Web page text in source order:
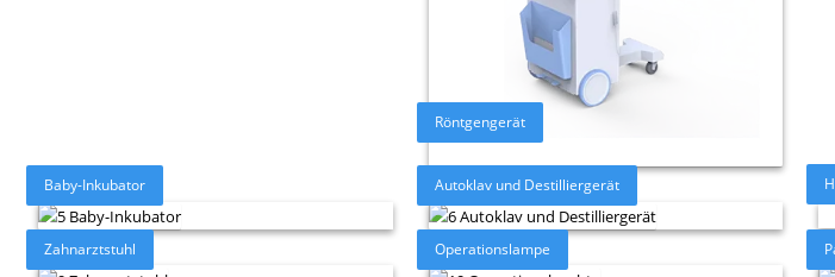
Röntgengerät
Baby-Inkubator Autoklav und Destilliergerät
Zahnarztstuhl Operationslampe